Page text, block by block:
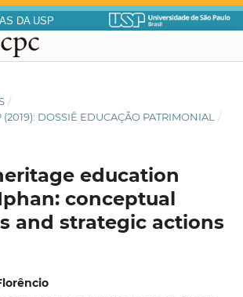
DA USP
/
(2019): DOSSIÊ EDUCAÇÃO PATRIMONIAL /
education
conceptual
and strategic actions